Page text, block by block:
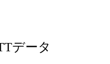
データ